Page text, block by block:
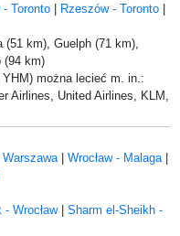
- Toronto | Rzeszów - Toronto |
km), Guelph (71 km),
(94 km)
można lecieć m. in.:
Airlines, United Airlines, KLM,
Warszawa | Wrocław - Malaga |
- Wrocław| Sharm el-Sheikh -